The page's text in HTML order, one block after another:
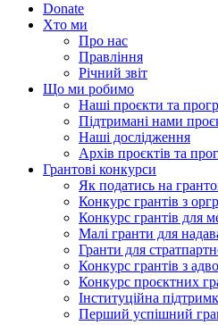
Donate
Хто ми
Про нас
Правління
Річний звіт
Що ми робимо
Наші проєкти та
Підтримані нами
Наші дослідження
Архів проєктів та
Грантові конкурси
Як податись на
Конкурс грантів з
Конкурс грантів для
Малі гранти для
Гранти для
Конкурс грантів з
Конкурс проєктних
Інституційна
Перший успішний